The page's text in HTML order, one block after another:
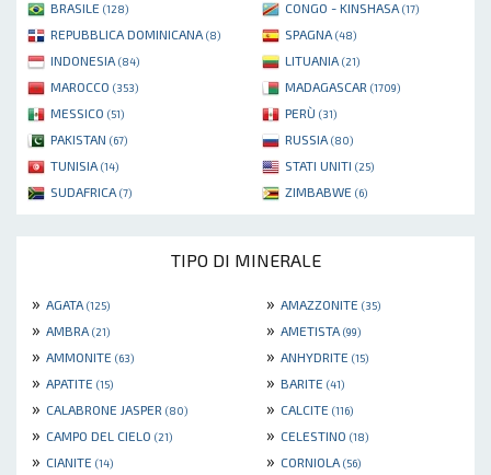
BRASILE (128) CONGO - KINSHASA (17)
REPUBBLICA DOMINICANA (8) SPAGNA (48)
INDONESIA (84) LITUANIA (21)
MAROCCO (353) MADAGASCAR (1709)
MESSICO (51) PERÙ (31)
PAKISTAN (67) RUSSIA (80)
TUNISIA (14) STATI UNITI (25)
SUDAFRICA (7) ZIMBABWE (6)
TIPO DI MINERALE
» AGATA (125) » AMAZZONITE (35)
» AMBRA (21) » AMETISTA (99)
» AMMONITE (63) » ANHYDRITE (15)
» APATITE (15) » BARITE (41)
» CALABRONE JASPER (80) » CALCITE (116)
» CAMPO DEL CIELO (21) » CELESTINO (18)
» CIANITE (14) » CORNIOLA (56)